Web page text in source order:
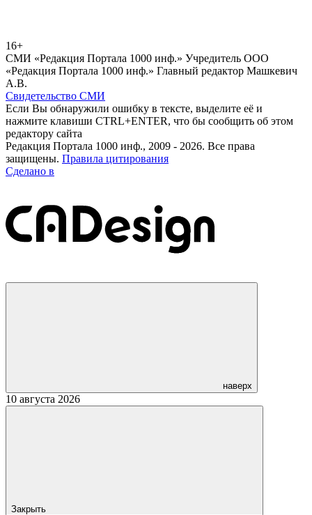
16+
СМИ «Редакция Портала 1000 инф.» Учредитель ООО
«Редакция Портала 1000 инф.» Главный редактор Машкевич
А.В.
Свидетельство СМИ
Если Вы обнаружили ошибку в тексте, выделите её и
нажмите клавиши CTRL+ENTER, что бы сообщить об этом
редактору сайта
Редакция Портала 1000 инф., 2009 - 2026. Все права
защищены. Правила цитирования
Сделано в
наверх
10 августа 2026
Закрыть